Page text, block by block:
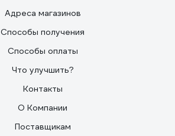
Адреса магазинов
Способы получения
Способы оплаты
Что улучшить?
Контакты
О Компании
Поставщикам